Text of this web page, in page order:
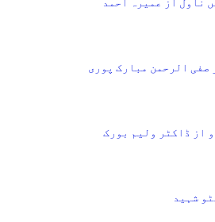
صفی الرحمن مبارک پوری
از ڈاکٹر ولیم بورک
شہید